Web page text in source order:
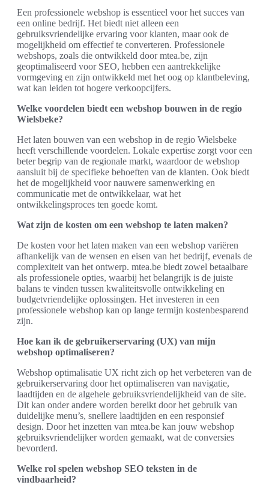
Een professionele webshop is essentieel voor het succes van
een online bedrijf. Het biedt niet alleen een
gebruiksvriendelijke ervaring voor klanten, maar ook de
mogelijkheid om effectief te converteren. Professionele
webshops, zoals die ontwikkeld door mtea.be, zijn
geoptimaliseerd voor SEO, hebben een aantrekkelijke
vormgeving en zijn ontwikkeld met het oog op klantbeleving,
wat kan leiden tot hogere verkoopcijfers.
Welke voordelen biedt een webshop bouwen in de regio
Wielsbeke?
Het laten bouwen van een webshop in de regio Wielsbeke
heeft verschillende voordelen. Lokale expertise zorgt voor een
beter begrip van de regionale markt, waardoor de webshop
aansluit bij de specifieke behoeften van de klanten. Ook biedt
het de mogelijkheid voor nauwere samenwerking en
communicatie met de ontwikkelaar, wat het
ontwikkelingsproces ten goede komt.
Wat zijn de kosten om een webshop te laten maken?
De kosten voor het laten maken van een webshop variëren
afhankelijk van de wensen en eisen van het bedrijf, evenals de
complexiteit van het ontwerp. mtea.be biedt zowel betaalbare
als professionele opties, waarbij het belangrijk is de juiste
balans te vinden tussen kwaliteitsvolle ontwikkeling en
budgetvriendelijke oplossingen. Het investeren in een
professionele webshop kan op lange termijn kostenbesparend
zijn.
Hoe kan ik de gebruikerservaring (UX) van mijn
webshop optimaliseren?
Webshop optimalisatie UX richt zich op het verbeteren van de
gebruikerservaring door het optimaliseren van navigatie,
laadtijden en de algehele gebruiksvriendelijkheid van de site.
Dit kan onder andere worden bereikt door het gebruik van
duidelijke menu’s, snellere laadtijden en een responsief
design. Door het inzetten van mtea.be kan jouw webshop
gebruiksvriendelijker worden gemaakt, wat de conversies
bevorderd.
Welke rol spelen webshop SEO teksten in de
vindbaarheid?